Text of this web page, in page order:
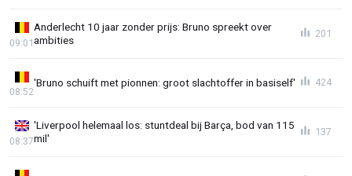
Anderlecht 10 jaar zonder prijs: Bruno spreekt over
ambities
09:01
201
'Bruno schuift met pionnen: groot slachtoffer in basiself'
08:52
424
'Liverpool helemaal los: stuntdeal bij Barça, bod van 115
mil'
08:37
137